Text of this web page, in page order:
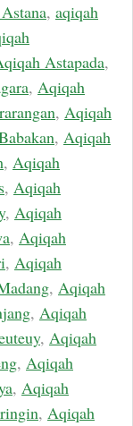
, aqiqah
Astapada,
, Aqiqah
, Aqiqah
, Aqiqah
, Aqiqah
, Aqiqah
, Aqiqah
, Aqiqah
, Aqiqah
, Aqiqah
, Aqiqah
, Aqiqah
, Aqiqah
, Aqiqah
, Aqiqah